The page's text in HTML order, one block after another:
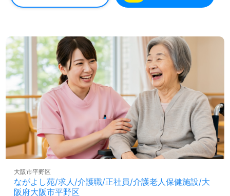
こには、見守る職員様の眼差しとあたたかな心がありまし
がんや難病等により、医療ケアを必要とされる方のための
医療対応型ホスピスです。丁寧なOJT/充実の研修制度、職
員様同士のチームワークもあなたのチカラに！ご利用者
様、ご家族様に想いに寄り添いたい』『働きがいを感じな
がら仕事をしたい』『ご利用者様のお役に立てるキャリア
を描きたい』『転職で施設形態や環境を変えて働きたい』
等の方も大歓迎です。募集詳細等、担当コンサルタントよ
りご案内します。お問い合わせも遠慮なくお願いします。
全国の求人ご紹介！医療/福祉業界の正社員/パート求人探
しは【ウィルオブ介護】＊求人情報収集、将来的に検討の
方も遠慮なく＊
相談可能です。転職相談、求人紹介、年収交渉など完全無
料サービスをご利用いただけます。＜非公開求人も取扱い
ながよし苑/求人/介護職/正社員/介護老人保健施設/大
阪府大阪市平野区
大阪市平野区